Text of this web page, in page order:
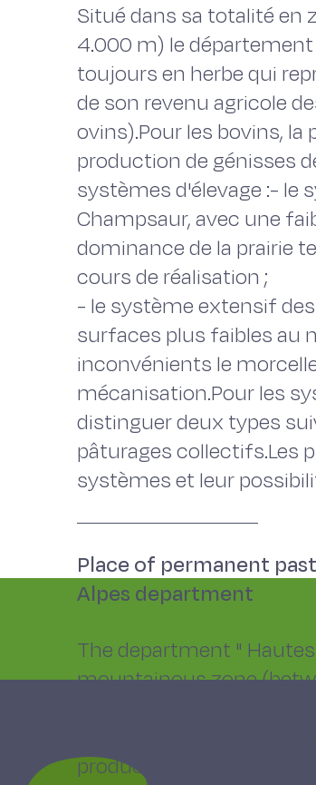
Situé dans sa totalité en
4.000 m) le
toujours en herbe qui
de son revenu agricole
ovins).Pour les bovins,
production de génisses
systèmes d'élevage :- le
Champsaur, avec une
dominance de la prairie
cours de réalisation ;
- le système extensif
surfaces plus faibles au
inconvénients le
mécanisation.Pour les
distinguer deux types
pâturages collectifs.Les
systèmes et leur
Place of permanent
Alpes department
The department "
mountainous zone
productions (cattle and